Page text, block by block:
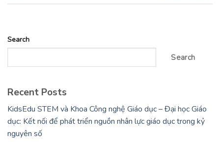
Search
Search
Recent Posts
KidsEdu STEM và Khoa Công nghệ Giáo dục – Đại học Giáo
dục: Kết nối để phát triển nguồn nhân lực giáo dục trong kỷ
nguyên số